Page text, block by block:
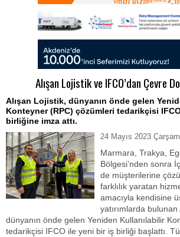
Alışan Lojistik ve IFCO’dan Çevre
Alışan Lojistik, dünyanın önde gelen
Konteyner (RPC) çözümleri tedarikçisi
birliğine imza attı.
24 Mayıs 2023
Marmara, Trakya,
Bölgesi’nden sonra
de müşterilerine
farklılık yaratan
amacıyla kendisine
yatırımlarda bulunan
dünyanın önde gelen Yeniden Kullanılabilir
tedarikçisi IFCO ile yeni bir iş birliği başlattı.